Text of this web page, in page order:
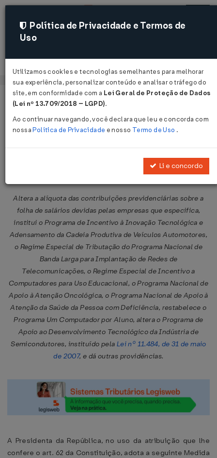
Acessar
Página Inicial Legislações
Medida Provisória Nº 563 DE
Altera a alíquota das contribuições previdenciárias sobre a
folha de salários devidas pelas empresas que especifica,
institui o Programa de Incentivo à Inovação Tecnológica e
Adensamento da Cadeia Produtiva de Veículos Automotores,
o Regime Especial de Tributação do Programa Nacional de
Banda Larga para Implantação de Redes de
Telecomunicações, o Regime Especial de Incentivo a
Computadores para Uso Educacional, o Programa Nacional de
Apoio à Atenção Oncológica, o Programa Nacional de Apoio à
Atenção da Saúde da Pessoa com Deficiência, restabelece o
Programa Um Computador por Aluno, altera o Programa de
Apoio ao Desenvolvimento Tecnológico da Indústria de
Semicondutores, instituído pela Lei nº 11.484, de 31 de maio
de 2007, e dá outras providências.
A Presidenta da República, no uso da atribuição que lhe
confere o art. 62 da Constituição, adota a seguinte Medida
Política de Privacidade e Termos de
Uso
Utilizamos cookies e tecnologias semelhantes para melhorar
sua experiência, personalizar conteúdo e analisar o tráfego do
site, em conformidade com a Lei Geral de Proteção de Dados
(Lei nº 13.709/2018 – LGPD).
Ao continuar navegando, você declara que leu e concorda com
nossaPolítica de Privacidade e nosso Termo de Uso .
Li e concordo